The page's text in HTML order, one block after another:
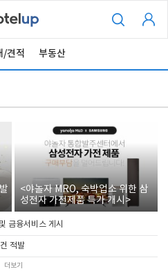
/견적 부동산
<야놀자 MRO, 숙박업소 위한 삼
성전자 가전제품 특가 개시>
금융서비스 게시
적발
더보기